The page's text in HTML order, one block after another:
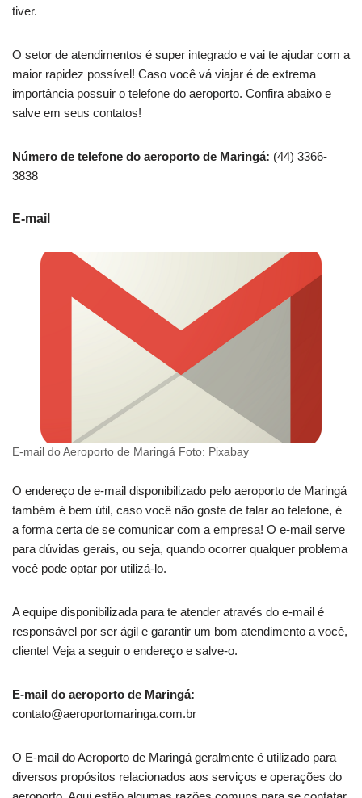
tiver.
O setor de atendimentos é super integrado e vai te ajudar com a
maior rapidez possível! Caso você vá viajar é de extrema
importância possuir o telefone do aeroporto. Confira abaixo e
salve em seus contatos!
Número de telefone do aeroporto de Maringá: (44) 3366-
3838
E-mail
E-mail do Aeroporto de Maringá Foto: Pixabay
O endereço de e-mail disponibilizado pelo aeroporto de Maringá
também é bem útil, caso você não goste de falar ao telefone, é
a forma certa de se comunicar com a empresa! O e-mail serve
para dúvidas gerais, ou seja, quando ocorrer qualquer problema
você pode optar por utilizá-lo.
A equipe disponibilizada para te atender através do e-mail é
responsável por ser ágil e garantir um bom atendimento a você,
cliente! Veja a seguir o endereço e salve-o.
E-mail do aeroporto de Maringá:
contato@aeroportomaringa.com.br
O E-mail do Aeroporto de Maringá geralmente é utilizado para
diversos propósitos relacionados aos serviços e operações do